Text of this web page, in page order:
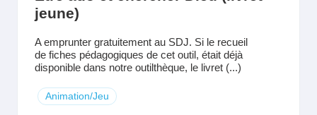
jeune)
A emprunter gratuitement au SDJ. Si le recueil
de fiches pédagogiques de cet outil, était déjà
disponible dans notre outilthèque, le livret (...)
Animation/Jeu